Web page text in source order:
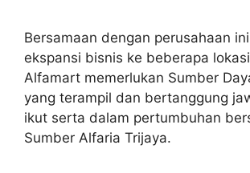
Bersamaan dengan perusahaan
ekspansi bisnis ke beberapa
Alfamart memerlukan Sumber
yang terampil dan bertanggung
ikut serta dalam pertumbuhan
Sumber Alfaria Trijaya.